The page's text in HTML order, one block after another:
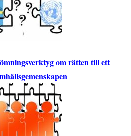
om rätten till ett